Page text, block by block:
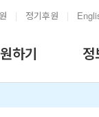
| 정기후원 |
하기 정